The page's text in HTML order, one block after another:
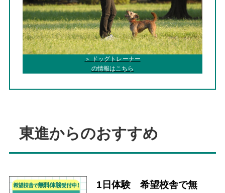
＞ ドッグトレーナー
の情報はこちら
東進からのおすすめ
1日体験 希望校舎で無